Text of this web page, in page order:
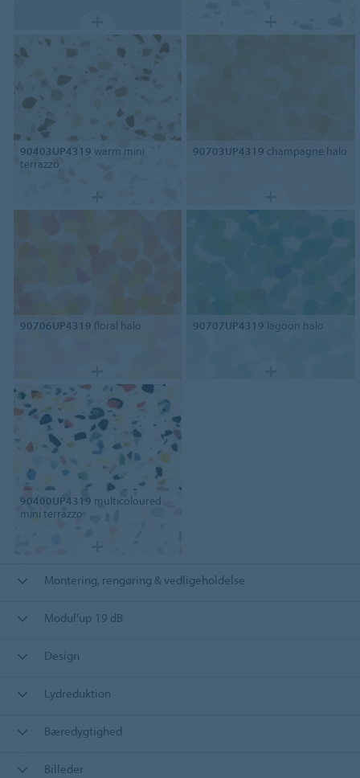
90403UP4319 warm mini
terrazzo
90703UP4319 champagne halo
90706UP4319 floral halo 90707UP4319 lagoon halo
90400UP4319 multicoloured
mini terrazzo
Montering, rengøring & vedligeholdelse
Modul'up 19 dB
Design
Lydreduktion
Bæredygtighed
Billeder